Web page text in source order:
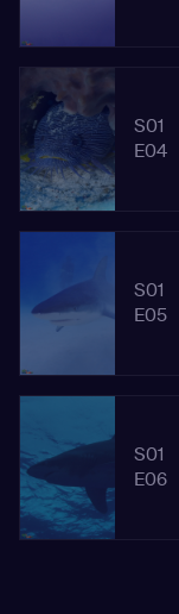
S01
E04
S01
E05
S01
E06